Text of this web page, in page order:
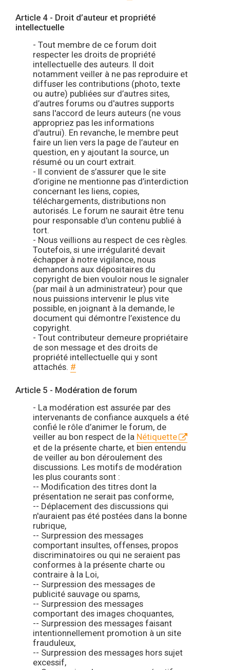
Article 4 - Droit d’auteur et propriété
intellectuelle
- Tout membre de ce forum doit
respecter les droits de propriété
intellectuelle des auteurs. Il doit
notamment veiller à ne pas reproduire et
diffuser les contributions (photo, texte
ou autre) publiées sur d’autres sites,
d’autres forums ou d'autres supports
sans l'accord de leurs auteurs (ne vous
appropriez pas les informations
d'autrui). En revanche, le membre peut
faire un lien vers la page de l’auteur en
question, en y ajoutant la source, un
résumé ou un court extrait.
- Il convient de s’assurer que le site
d’origine ne mentionne pas d’interdiction
concernant les liens, copies,
téléchargements, distributions non
autorisés. Le forum ne saurait être tenu
pour responsable d'un contenu publié à
tort.
- Nous veillions au respect de ces règles.
Toutefois, si une irrégularité devait
échapper à notre vigilance, nous
demandons aux dépositaires du
copyright de bien vouloir nous le signaler
(par mail à un administrateur) pour que
nous puissions intervenir le plus vite
possible, en joignant à la demande, le
document qui démontre l’existence du
copyright.
- Tout contributeur demeure propriétaire
de son message et des droits de
propriété intellectuelle qui y sont
attachés. #
Article 5 - Modération de forum
- La modération est assurée par des
intervenants de confiance auxquels a été
confié le rôle d’animer le forum, de
veiller au bon respect de la Nétiquette
et de la présente charte, et bien entendu
de veiller au bon déroulement des
discussions. Les motifs de modération
les plus courants sont :
-- Modification des titres dont la
présentation ne serait pas conforme,
-- Déplacement des discussions qui
n'auraient pas été postées dans la bonne
rubrique,
-- Surpression des messages
comportant insultes, offenses, propos
discriminatoires ou qui ne seraient pas
conformes à la présente charte ou
contraire à la Loi,
-- Surpression des messages de
publicité sauvage ou spams,
-- Surpression des messages
comportant des images choquantes,
-- Surpression des messages faisant
intentionnellement promotion à un site
frauduleux,
-- Surpression des messages hors sujet
excessif,